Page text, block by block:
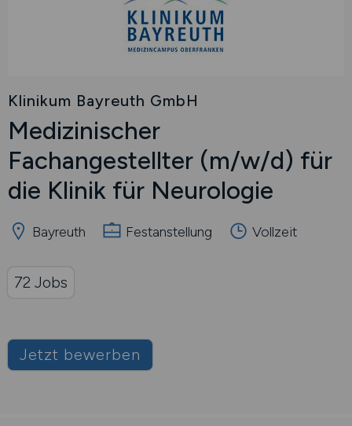
Klinikum Bayreuth GmbH
Medizinischer
Fachangestellter (m/w/d) für
die Klinik für Neurologie
Bayreuth Festanstellung Vollzeit
Jetzt bewerben
72 Jobs